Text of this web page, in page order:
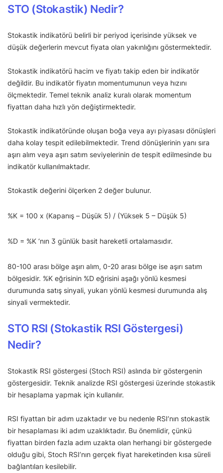
STO (Stokastik) Nedir?
Stokastik indikatörü belirli bir periyod içerisinde yüksek ve
düşük değerlerin mevcut fiyata olan yakınlığını göstermektedir.
Stokastik indikatörü hacim ve fiyatı takip eden bir indikatör
değildir. Bu indikatör fiyatın momentumunun veya hızını
ölçmektedir. Temel teknik analiz kuralı olarak momentum
fiyattan daha hızlı yön değiştirmektedir.
Stokastik indikatöründe oluşan boğa veya ayı piyasası dönüşleri
daha kolay tespit edilebilmektedir. Trend dönüşlerinin yanı sıra
aşırı alım veya aşırı satım seviyelerinin de tespit edilmesinde bu
indikatör kullanılmaktadır.
Stokastik değerini ölçerken 2 değer bulunur.
%K = 100 x (Kapanış – Düşük 5) / (Yüksek 5 – Düşük 5)
%D = %K ‘nın 3 günlük basit hareketli ortalamasıdır.
80-100 arası bölge aşırı alım, 0-20 arası bölge ise aşırı satım
bölgesidir. %K eğrisinin %D eğrisini aşağı yönlü kesmesi
durumunda satış sinyali, yukarı yönlü kesmesi durumunda alış
sinyali vermektedir.
STO RSI (Stokastik RSI Göstergesi)
Nedir?
Stokastik RSI göstergesi (Stoch RSI) aslında bir göstergenin
göstergesidir. Teknik analizde RSI göstergesi üzerinde stokastik
bir hesaplama yapmak için kullanılır.
RSI fiyattan bir adım uzaktadır ve bu nedenle RSI’nın stokastik
bir hesaplaması iki adım uzaklıktadır. Bu önemlidir, çünkü
fiyattan birden fazla adım uzakta olan herhangi bir göstergede
olduğu gibi, Stoch RSI’nın gerçek fiyat hareketinden kısa süreli
bağlantıları kesilebilir.